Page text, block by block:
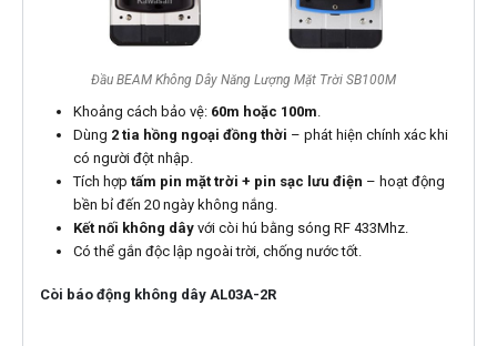
Đầu BEAM Không Dây Năng Lượng Mặt Trời SB100M
Khoảng cách bảo vệ: 60m hoặc 100m
Dùng 2 tia hồng ngoại đồng thời – phát hiện chính xác khi
có người đột nhập.
Tích hợp tấm pin mặt trời + pin sạc lưu điện – hoạt động
bền bỉ đến 20 ngày không nắng.
Kết nối không dâyvới còi hú bằng sóng RF 433Mhz.
Có thể gắn độc lập ngoài trời, chống nước tốt.
Còi báo động không dây AL03A-2R